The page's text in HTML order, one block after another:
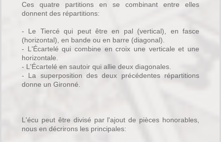
Ces quatre partitions en se combinant entre elles
donnent des répartitions:
- Le Tiercé qui peut être en pal (vertical), en fasce
(horizontal), en bande ou en barre (diagonal).
- L'Écartelé qui combine en croix une verticale et une
horizontale.
- L'Écartelé en sautoir qui allie deux diagonales.
- La superposition des deux précédentes répartitions
donne un Gironné.
L'écu peut être divisé par l'ajout de pièces honorables,
nous en décrirons les principales: